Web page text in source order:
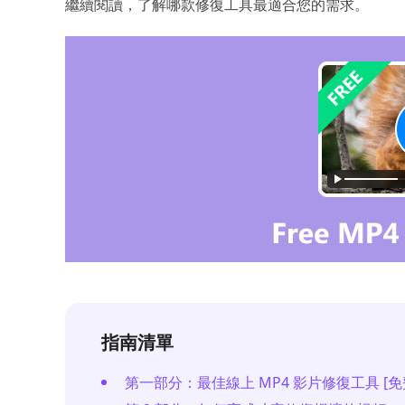
繼續閱讀，了解哪款修復工具最適合您的需求。
指南清單
第一部分：最佳線上 MP4 影片修復工具 [